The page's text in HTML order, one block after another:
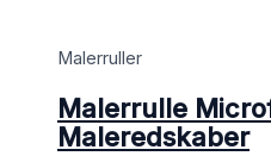
Malerruller
Malerrulle
Maleredskaber